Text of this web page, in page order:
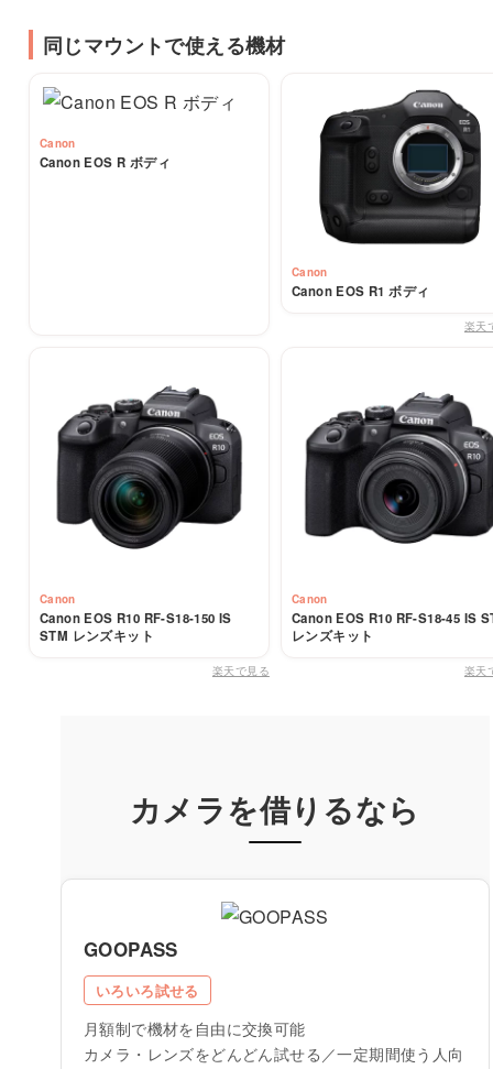
同じマウントで使える機材
Canon
Canon EOS R ボディ
Canon
Canon EOS R1 ボディ
楽天
Canon
Canon EOS R10 RF-S18-150 IS
STM レンズキット
楽天で見る
Canon
Canon EOS R10 RF-S18-45 IS
レンズキット
楽天
カメラを借りるなら
GOOPASS
いろいろ試せる
月額制で機材を自由に交換可能
カメラ・レンズをどんどん試せる／一定期間使う人向